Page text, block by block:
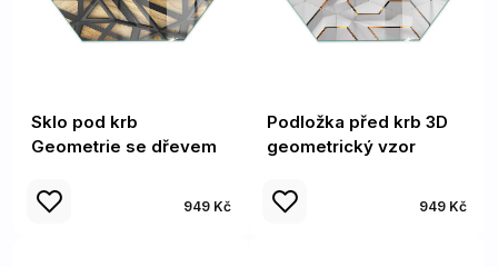
Sklo pod krb
Geometrie se dřevem
949 Kč
Podložka před krb 3D
geometrický vzor
949 Kč